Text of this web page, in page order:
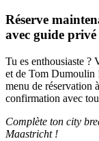
Réserve
avec guide privé
Tu es enthousiaste ?
et de Tom Dumoulin
menu de réservation
confirmation avec
Complète ton city
Maastricht !